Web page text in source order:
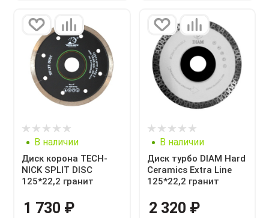
В наличии
Диск корона TECH-
NICK SPLIT DISC
125*22,2 гранит
1 730 ₽
В наличии
Диск турбо DIAM Hard
Ceramics Extra Line
125*22,2 гранит
2 320 ₽